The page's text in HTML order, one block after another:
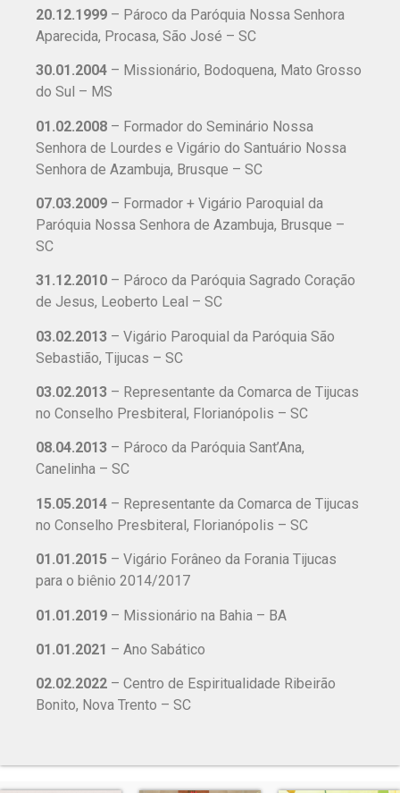
20.12.1999 – Pároco da Paróquia Nossa Senhora
Aparecida, Procasa, São José – SC
30.01.2004 – Missionário, Bodoquena, Mato Grosso
do Sul – MS
01.02.2008 – Formador do Seminário Nossa
Senhora de Lourdes e Vigário do Santuário Nossa
Senhora de Azambuja, Brusque – SC
07.03.2009 – Formador + Vigário Paroquial da
Paróquia Nossa Senhora de Azambuja, Brusque –
SC
31.12.2010 – Pároco da Paróquia Sagrado Coração
de Jesus, Leoberto Leal – SC
03.02.2013 – Vigário Paroquial da Paróquia São
Sebastião, Tijucas – SC
03.02.2013 – Representante da Comarca de Tijucas
no Conselho Presbiteral, Florianópolis – SC
08.04.2013 – Pároco da Paróquia Sant’Ana,
Canelinha – SC
15.05.2014 – Representante da Comarca de Tijucas
no Conselho Presbiteral, Florianópolis – SC
01.01.2015 – Vigário Forâneo da Forania Tijucas
para o biênio 2014/2017
01.01.2019 – Missionário na Bahia – BA
01.01.2021 – Ano Sabático
02.02.2022 – Centro de Espiritualidade Ribeirão
Bonito, Nova Trento – SC